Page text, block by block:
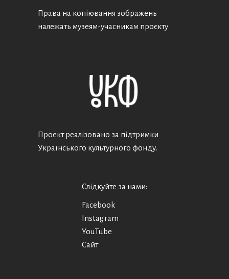
Права на копіювання зображень
належать музеям-учасникам проєкту
Проект реалізовано за підтримки
Українського культурного фонду.
Слідкуйте за нами:
Facebook
Instagram
YouTube
Сайт